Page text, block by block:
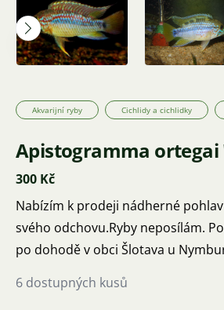
Akvarijní ryby Cichlidy a cichlidky
Apistogramma ortegai
300 Kč
Nabízím k prodeji nádherné
svého odchovu.Ryby neposílám.
po dohodě v obci Šlotava u
6 dostupných kusů